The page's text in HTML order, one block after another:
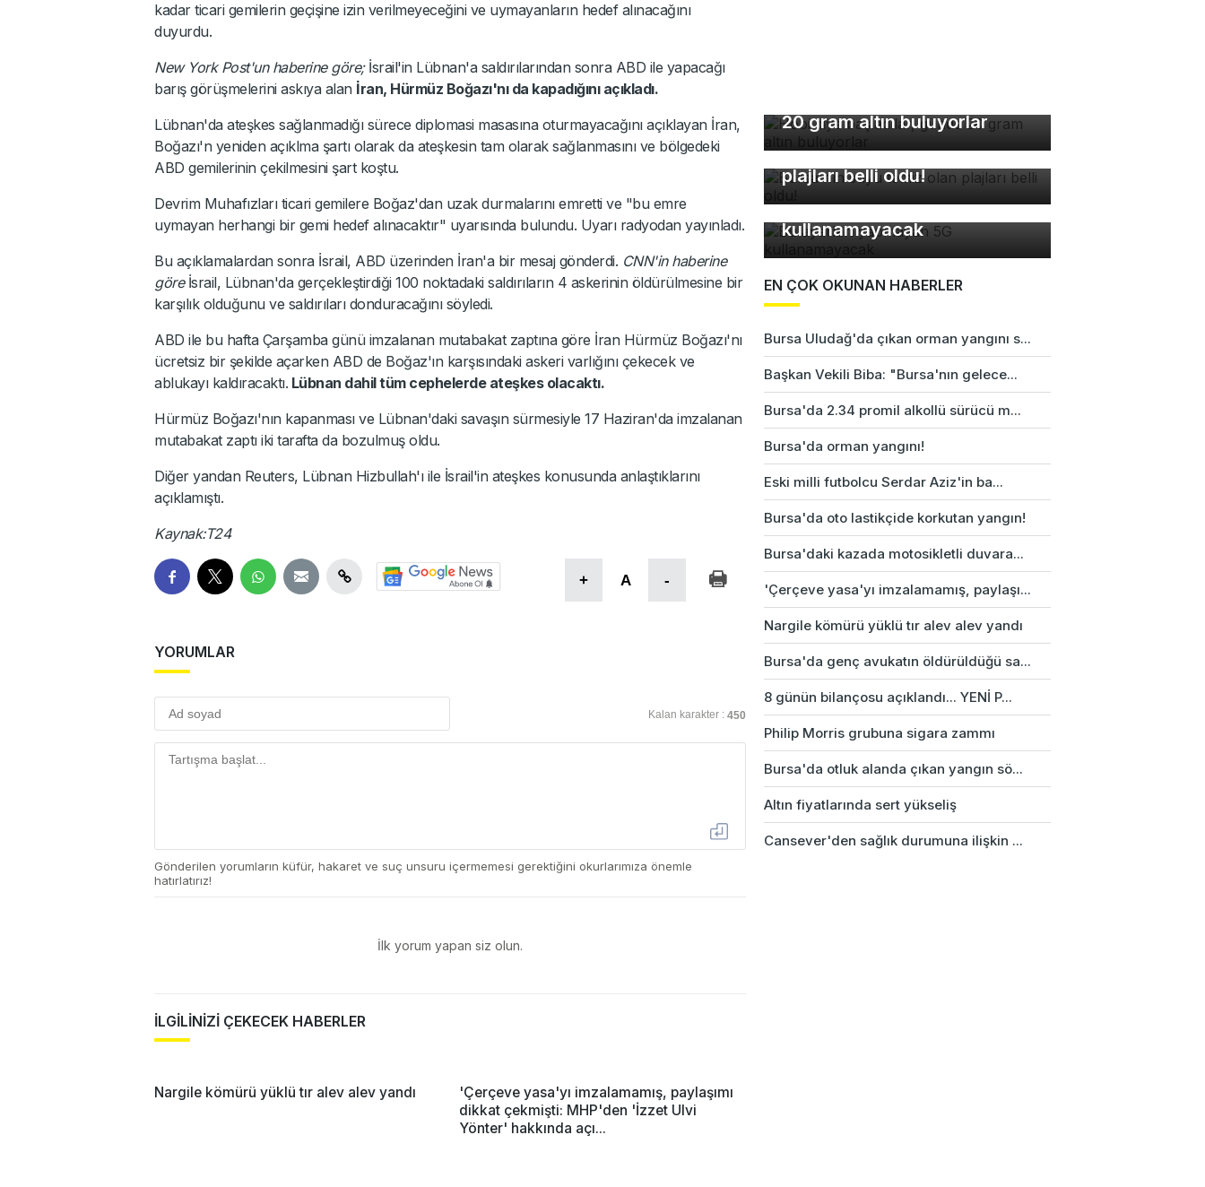
kadar ticari gemilerin geçişine izin verilmeyeceğini ve uymayanların hedef alınacağını
duyurdu.
New York Post'un haberine göre;İsrail'in Lübnan'a saldırılarından sonra ABD ile yapacağı
barış görüşmelerini askıya alan İran, Hürmüz Boğazı'nı da kapadığını açıkladı.
Lübnan'da ateşkes sağlanmadığı sürece diplomasi masasına oturmayacağını açıklayan İran,
Boğazı'n yeniden açıklma şartı olarak da ateşkesin tam olarak sağlanmasını ve bölgedeki
ABD gemilerinin çekilmesini şart koştu.
Devrim Muhafızları ticari gemilere Boğaz'dan uzak durmalarını emretti ve "bu emre
uymayan herhangi bir gemi hedef alınacaktır" uyarısında bulundu. Uyarı radyodan yayınladı.
Bu açıklamalardan sonra İsrail, ABD üzerinden İran'a bir mesaj gönderdi. CNN'in haberine
göreİsrail, Lübnan'da gerçekleştirdiği 100 noktadaki saldırıların 4 askerinin öldürülmesine bir
karşılık olduğunu ve saldırıları donduracağını söyledi.
ABD ile bu hafta Çarşamba günü imzalanan mutabakat zaptına göre İran Hürmüz Boğazı'nı
ücretsiz bir şekilde açarken ABD de Boğaz'ın karşısındaki askeri varlığını çekecek ve
ablukayı kaldıracaktı. Lübnan dahil tüm cephelerde ateşkes olacaktı.
Hürmüz Boğazı'nın kapanması ve Lübnan'daki savaşın sürmesiyle 17 Haziran'da imzalanan
mutabakat zaptı iki tarafta da bozulmuş oldu.
Diğer yandan Reuters, Lübnan Hizbullah'ı ile İsrail'in ateşkes konusunda anlaştıklarını
açıklamıştı.
Kaynak:T24
+ A -
YORUMLAR
Kalan karakter : 450
Gönderilen yorumların küfür, hakaret ve suç unsuru içermemesi gerektiğini okurlarımıza önemle
hatırlatırız!
İlk yorum yapan siz olun.
İLGİLİNİZİ ÇEKECEK HABERLER
Nargile kömürü yüklü tır alev alev yandı
'Çerçeve yasa'yı imzalamamış, paylaşımı
dikkat çekmişti: MHP'den 'İzzet Ulvi
Yönter' hakkında açı...
20 gram altın buluyorlar
Bursa'nın suyu temiz olan
plajları belli oldu!
Bu ayarları yapmayan 5G
kullanamayacak
EN ÇOK OKUNAN HABERLER
Bursa Uludağ'da çıkan orman yangını s...
Başkan Vekili Biba: "Bursa'nın gelece...
Bursa'da 2.34 promil alkollü sürücü m...
Bursa'da orman yangını!
Eski milli futbolcu Serdar Aziz'in ba...
Bursa'da oto lastikçide korkutan yangın!
Bursa'daki kazada motosikletli duvara...
'Çerçeve yasa'yı imzalamamış, paylaşı...
Nargile kömürü yüklü tır alev alev yandı
Bursa'da genç avukatın öldürüldüğü sa...
8 günün bilançosu açıklandı... YENİ P...
Philip Morris grubuna sigara zammı
Bursa'da otluk alanda çıkan yangın sö...
Altın fiyatlarında sert yükseliş
Cansever'den sağlık durumuna ilişkin ...